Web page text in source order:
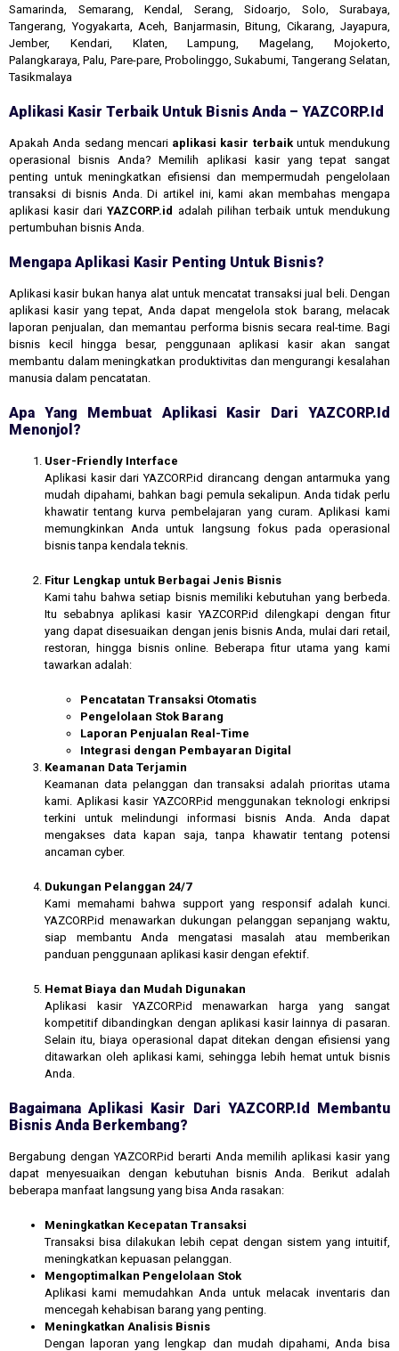
Samarinda, Semarang, Kendal, Serang, Sidoarjo, Solo, Surabaya,
Tangerang, Yogyakarta, Aceh, Banjarmasin, Bitung, Cikarang, Jayapura,
Jember, Kendari, Klaten, Lampung, Magelang, Mojokerto,
Palangkaraya, Palu, Pare-pare, Probolinggo, Sukabumi, Tangerang Selatan,
Tasikmalaya
Aplikasi Kasir Terbaik Untuk Bisnis Anda – YAZCORP.id
Apakah Anda sedang mencari aplikasi kasir terbaikuntuk mendukung
operasional bisnis Anda? Memilih aplikasi kasir yang tepat sangat
penting untuk meningkatkan efisiensi dan mempermudah pengelolaan
transaksi di bisnis Anda. Di artikel ini, kami akan membahas mengapa
aplikasi kasir dariYAZCORP.id adalah pilihan terbaik untuk mendukung
pertumbuhan bisnis Anda.
Mengapa Aplikasi Kasir Penting Untuk Bisnis?
Aplikasi kasir bukan hanya alat untuk mencatat transaksi jual beli. Dengan
aplikasi kasir yang tepat, Anda dapat mengelola stok barang, melacak
laporan penjualan, dan memantau performa bisnis secara real-time. Bagi
bisnis kecil hingga besar, penggunaan aplikasi kasir akan sangat
membantu dalam meningkatkan produktivitas dan mengurangi kesalahan
manusia dalam pencatatan.
Apa Yang Membuat Aplikasi Kasir Dari YAZCORP.id
Menonjol?
User-Friendly Interface
Aplikasi kasir dari YAZCORP.id dirancang dengan antarmuka yang
mudah dipahami, bahkan bagi pemula sekalipun. Anda tidak perlu
khawatir tentang kurva pembelajaran yang curam. Aplikasi kami
memungkinkan Anda untuk langsung fokus pada operasional
bisnis tanpa kendala teknis.
Fitur Lengkap untuk Berbagai Jenis Bisnis
Kami tahu bahwa setiap bisnis memiliki kebutuhan yang berbeda.
Itu sebabnya aplikasi kasir YAZCORP.id dilengkapi dengan fitur
yang dapat disesuaikan dengan jenis bisnis Anda, mulai dari retail,
restoran, hingga bisnis online. Beberapa fitur utama yang kami
tawarkan adalah:
Pencatatan Transaksi Otomatis
Pengelolaan Stok Barang
Laporan Penjualan Real-Time
Integrasi dengan Pembayaran Digital
Keamanan Data Terjamin
Keamanan data pelanggan dan transaksi adalah prioritas utama
kami. Aplikasi kasir YAZCORP.id menggunakan teknologi enkripsi
terkini untuk melindungi informasi bisnis Anda. Anda dapat
mengakses data kapan saja, tanpa khawatir tentang potensi
ancaman cyber.
Dukungan Pelanggan 24/7
Kami memahami bahwa support yang responsif adalah kunci.
YAZCORP.id menawarkan dukungan pelanggan sepanjang waktu,
siap membantu Anda mengatasi masalah atau memberikan
panduan penggunaan aplikasi kasir dengan efektif.
Hemat Biaya dan Mudah Digunakan
Aplikasi kasir YAZCORP.id menawarkan harga yang sangat
kompetitif dibandingkan dengan aplikasi kasir lainnya di pasaran.
Selain itu, biaya operasional dapat ditekan dengan efisiensi yang
ditawarkan oleh aplikasi kami, sehingga lebih hemat untuk bisnis
Anda.
Bagaimana Aplikasi Kasir Dari YAZCORP.id Membantu
Bisnis Anda Berkembang?
Bergabung dengan YAZCORP.id berarti Anda memilih aplikasi kasir yang
dapat menyesuaikan dengan kebutuhan bisnis Anda. Berikut adalah
beberapa manfaat langsung yang bisa Anda rasakan:
Meningkatkan Kecepatan Transaksi
Transaksi bisa dilakukan lebih cepat dengan sistem yang intuitif,
meningkatkan kepuasan pelanggan.
Mengoptimalkan Pengelolaan Stok
Aplikasi kami memudahkan Anda untuk melacak inventaris dan
mencegah kehabisan barang yang penting.
Meningkatkan Analisis Bisnis
Dengan laporan yang lengkap dan mudah dipahami, Anda bisa